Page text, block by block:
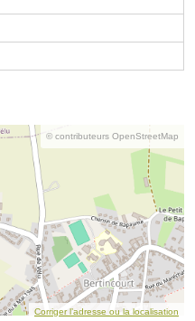
© contributeurs OpenStreetMap
Corriger l’adresse ou la localisation